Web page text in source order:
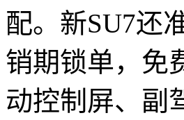
配。新SU7还
销期锁单，免
动控制屏、副